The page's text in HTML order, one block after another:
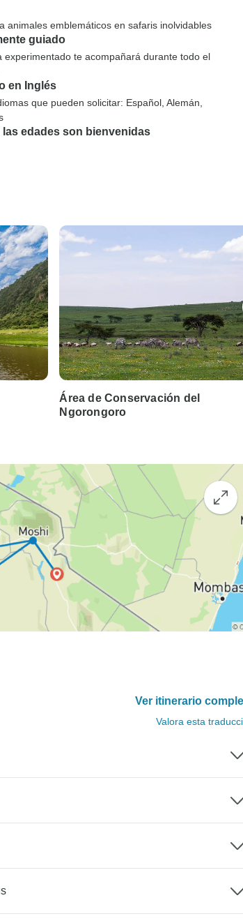
animales emblemáticos en safaris inolvidables
guiado
experimentado te acompañará durante todo el
en Inglés
que pueden solicitar: Español, Alemán,
las edades son bienvenidas
Área de Conservación del
Ngorongoro
Ver itinerario
Valora esta